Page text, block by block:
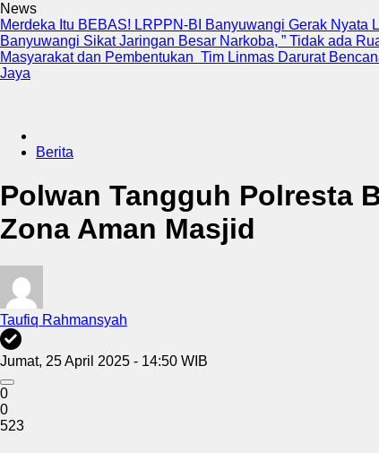
News
Merdeka Itu BEBAS! LRPPN-BI Banyuwangi Gerak Nyata
Banyuwangi Sikat Jaringan Besar Narkoba, ” Tidak ada
Masyarakat dan Pembentukan Tim Linmas Darurat
Jaya
Berita
Polwan Tangguh Polresta
Zona Aman Masjid
Taufiq Rahmansyah
Jumat, 25 April 2025 - 14:50 WIB
0
0
523